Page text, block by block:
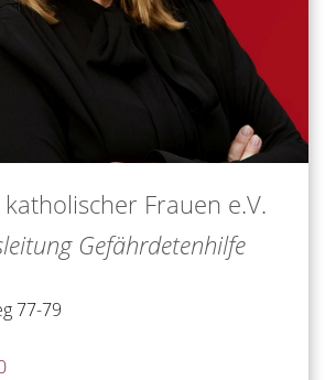
Frauen e.V.
Gefährdetenhilfe
77-79